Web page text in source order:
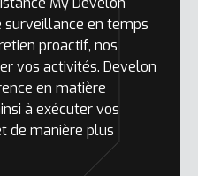
surveillance en temps
proactif, nos
vos activités. Develon
en matière
à exécuter vos
de manière plus